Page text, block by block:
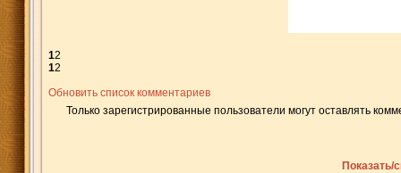
12
12
Обновить список комментариев
Только зарегистрированные пользователи могут оставлять
Показать/